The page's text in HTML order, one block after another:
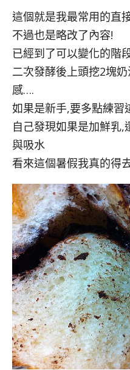
這個就是我最常用的直
不過也是略改了內容!
已經到了可以變化的階
二次發酵後上頭挖2塊
感….
如果是新手,要多點練習
自己發現如果是加鮮乳
與吸水
看來這個暑假我真的得